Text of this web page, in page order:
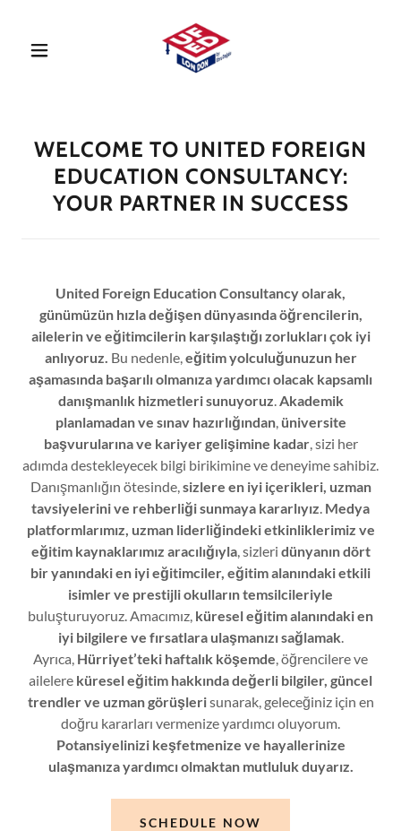
WELCOME TO UNITED FOREIGN
EDUCATION CONSULTANCY:
YOUR PARTNER IN SUCCESS
United Foreign Education Consultancy olarak,
günümüzün hızla değişen dünyasında öğrencilerin,
ailelerin ve eğitimcilerin karşılaştığı zorlukları çok iyi
anlıyoruz. Bu nedenle,eğitim yolculuğunuzun her
aşamasında başarılı olmanıza yardımcı olacak kapsamlı
danışmanlık hizmetleri sunuyoruz.Akademik
planlamadan ve sınav hazırlığından, üniversite
başvurularına ve kariyer gelişimine kadar, sizi her
adımda destekleyecek bilgi birikimine ve deneyime sahibiz.
Danışmanlığın ötesinde,sizlere en iyi içerikleri, uzman
tavsiyelerini ve rehberliği sunmaya kararlıyız. Medya
platformlarımız, uzman liderliğindeki etkinliklerimiz ve
eğitim kaynaklarımız aracılığıyla, sizleri dünyanın dört
bir yanındaki en iyi eğitimciler, eğitim alanındaki etkili
isimler ve prestijli okulların temsilcileriyle
buluşturuyoruz. Amacımız, küresel eğitim alanındaki en
iyi bilgilere ve fırsatlara ulaşmanızı sağlamak.
Ayrıca, Hürriyet’teki haftalık köşemde, öğrencilere ve
ailelere küresel eğitim hakkında değerli bilgiler, güncel
trendler ve uzman görüşlerisunarak, geleceğiniz için en
doğru kararları vermenize yardımcı oluyorum.
Potansiyelinizi keşfetmenize ve hayallerinize
ulaşmanıza yardımcı olmaktan mutluluk duyarız.
SCHEDULE NOW